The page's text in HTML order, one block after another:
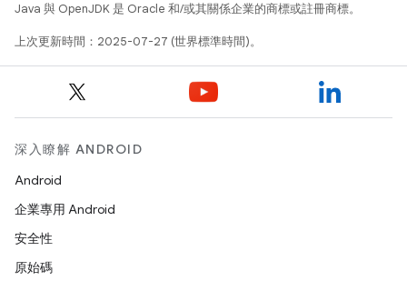
Java 與 OpenJDK 是 Oracle 和/或其關係企業的商標或註冊商標。
上次更新時間：2025-07-27 (世界標準時間)。
深入瞭解 ANDROID
Android
企業專用 Android
安全性
原始碼